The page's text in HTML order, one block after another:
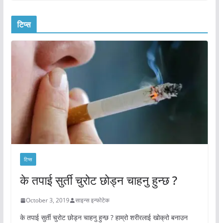
टिप्स
टिप्स
के तपाई सुर्ती चुरोट छोड्न चाहनु हुन्छ ?
October 3, 2019 साइन्स इन्फोटेक
के तपाई सुर्ती चुरोट छोड्न चाहनु हुन्छ ? हाम्रो शरीरलाई खोक्रो बनाउन